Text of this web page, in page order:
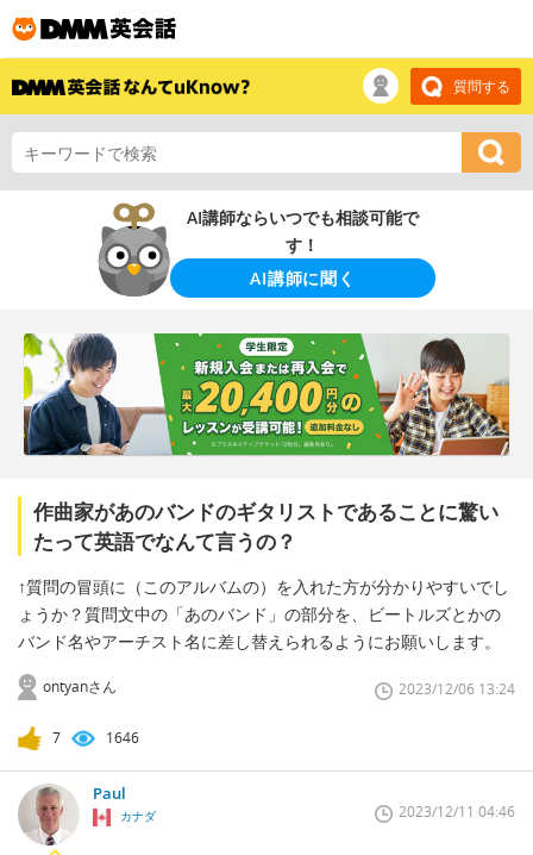
質問する
AI講師ならいつでも相談可能で
す！
AI講師に聞く
作曲家があのバンドのギタリストであることに驚い
たって英語でなんて言うの？
↑質問の冒頭に（このアルバムの）を入れた方が分かりやすいでし
ょうか？質問文中の「あのバンド」の部分を、ビートルズとかの
バンド名やアーチスト名に差し替えられるようにお願いします。
ontyanさん 2023/12/06 13:24
7 1646
Paul
カナダ 2023/12/11 04:46